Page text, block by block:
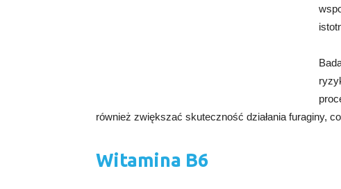
również zwiększać skuteczność działania furaginy,
Witamina B6